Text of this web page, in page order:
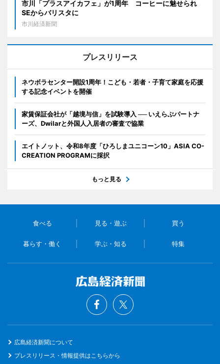
市川「プラスアイカフェ」が1周年 コーヒーに魅せられ
SEからバリスタに
市川経済新聞
プレスリリース
ネウボラセンター開設1周年！こども・若者・子育て家庭を応援
する記念イベントを開催
家賃保証会社が「越境与信」を試験導入 ── いえらぶパートナ
ーズ、Dwilarと外国人入居者の審査で協業
エイトノット、令和8年度「ひろしまユニコーン10」ASIA CO-
CREATION PROGRAMに採択
もっと見る
食べる 見る・遊ぶ 買う
暮らす・働く 学ぶ・知る 特集
広島経済新聞について
プレスリリース・情報提供はこちらから